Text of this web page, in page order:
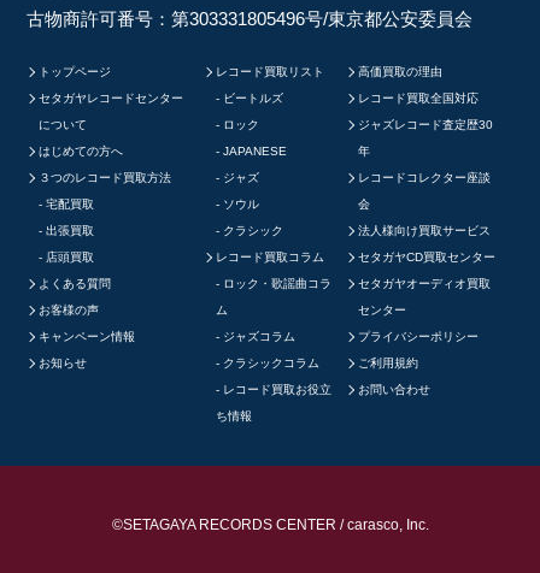
古物商許可番号：第303331805496号/東京都公安委員会
トップページ
セタガヤレコードセンター
について
はじめての方へ
３つのレコード買取方法
宅配買取
出張買取
店頭買取
よくある質問
お客様の声
キャンペーン情報
お知らせ
レコード買取リスト
ビートルズ
ロック
JAPANESE
ジャズ
ソウル
クラシック
レコード買取コラム
ロック・歌謡曲コラ
ム
ジャズコラム
クラシックコラム
レコード買取お役立
ち情報
高価買取の理由
レコード買取全国対応
ジャズレコード査定歴30
年
レコードコレクター座談
会
法人様向け買取サービス
セタガヤCD買取センター
セタガヤオーディオ買取
センター
プライバシーポリシー
ご利用規約
お問い合わせ
©SETAGAYA RECORDS CENTER / carasco, Inc.